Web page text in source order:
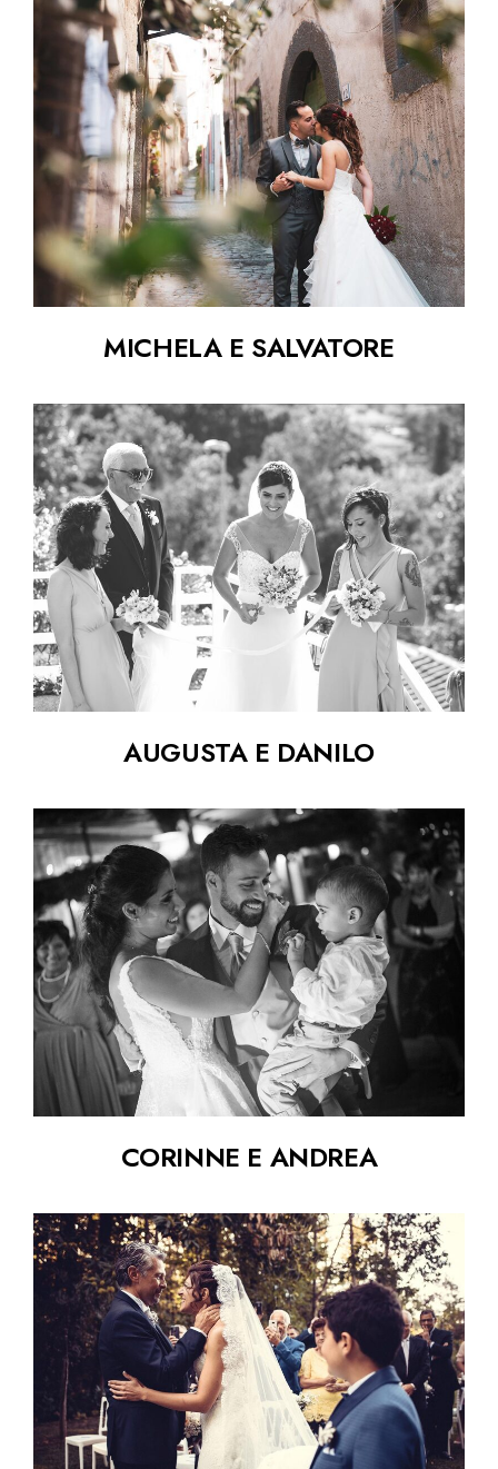
MICHELA E SALVATORE
AUGUSTA E DANILO
CORINNE E ANDREA